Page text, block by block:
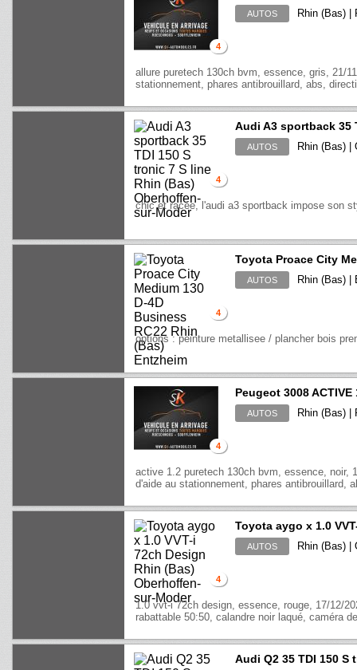
4
AUTOS Rhin (Bas)
allure puretech 130ch bvm, essence, gris, 21/
stationnement, phares antibrouillard, abs,
4
Audi A3 sportback 35
AUTOS Rhin (Bas) |
chic et racée, l'audi a3 sportback impose son
4
Toyota Proace City
AUTOS Rhin (Bas) |
options : peinture metallisee / plancher bois
4
Peugeot 3008 ACTIVE
AUTOS Rhin (Bas)
active 1.2 puretech 130ch bvm, essence, noir,
d'aide au stationnement, phares antibrouillard,
4
Toyota aygo x 1.0
AUTOS Rhin (Bas) |
1.0 vvt-i 72ch design, essence, rouge, 17/12/
rabattable 50:50, calandre noir laqué, caméra
Audi Q2 35 TDI 150 S